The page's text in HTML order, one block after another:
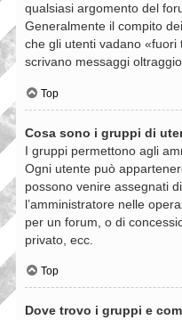
qualsiasi argomento del
Generalmente il compito
che gli utenti vadano «fuori
scrivano messaggi
Top
Cosa sono i gruppi di
I gruppi permettono agli
Ogni utente può
possono venire assegnati
l’amministratore nelle
per un forum, o di
privato, ecc.
Top
Dove trovo i gruppi e